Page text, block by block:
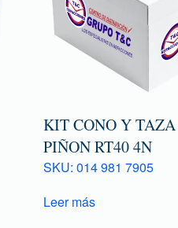
KIT CONO Y
PIÑON RT40 4N
SKU: 014 981 7905
Leer más